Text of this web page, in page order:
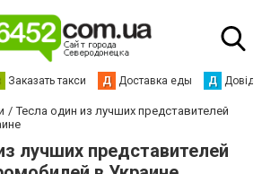
Заказать такси Д Доставка еды Д
Тесла один из лучших представителей
лучших представителей